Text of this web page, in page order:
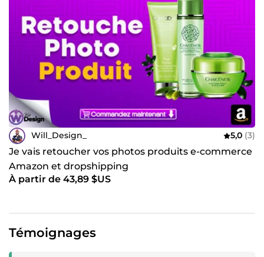
Will_Design_ 5,0 (3)
Je vais retoucher vos photos produits e-commerce
Amazon et dropshipping
À partir de 43,89 $US
Témoignages